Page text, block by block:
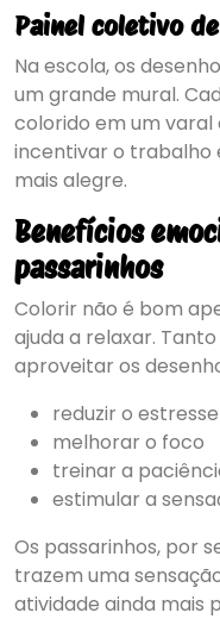
Painel coletivo
Na escola, os
um grande mural.
colorido em um varal
incentivar o trabalho
mais alegre.
Benefícios
passarinhos
Colorir não é bom
ajuda a relaxar.
aproveitar os
reduzir o estresse
melhorar o foco
treinar a
estimular a
Os passarinhos, por
trazem uma
atividade ainda mais